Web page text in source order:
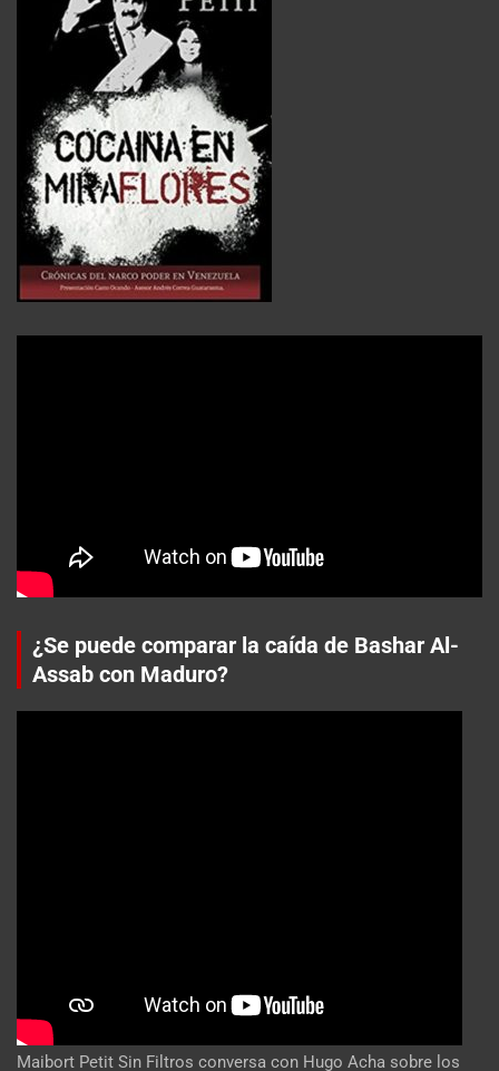
¿Se puede comparar la caída de Bashar Al-
Assab con Maduro?
Maibort Petit Sin Filtros conversa con Hugo Acha sobre los